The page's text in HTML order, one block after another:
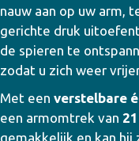
nauw aan op uw arm,
gerichte druk
de spieren te
zodat u zich weer
Met een verstelbare
een armomtrek van
gemakkelijk en kan hij